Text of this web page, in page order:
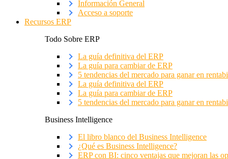
Información General
Acceso a soporte
Recursos ERP
Todo Sobre ERP
La guía definitiva del ERP
La guía para cambiar de ERP
5 tendencias del mercado para ganar en
La guía definitiva del ERP
La guía para cambiar de ERP
5 tendencias del mercado para ganar en
Business Intelligence
El libro blanco del Business Intelligence
¿Qué es Business Intelligence?
ERP con BI: cinco ventajas que mejoran las